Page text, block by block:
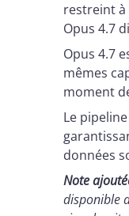
restreint à
Opus 4.7
Opus 4.7
mêmes
moment
Le
données
Note
disponible